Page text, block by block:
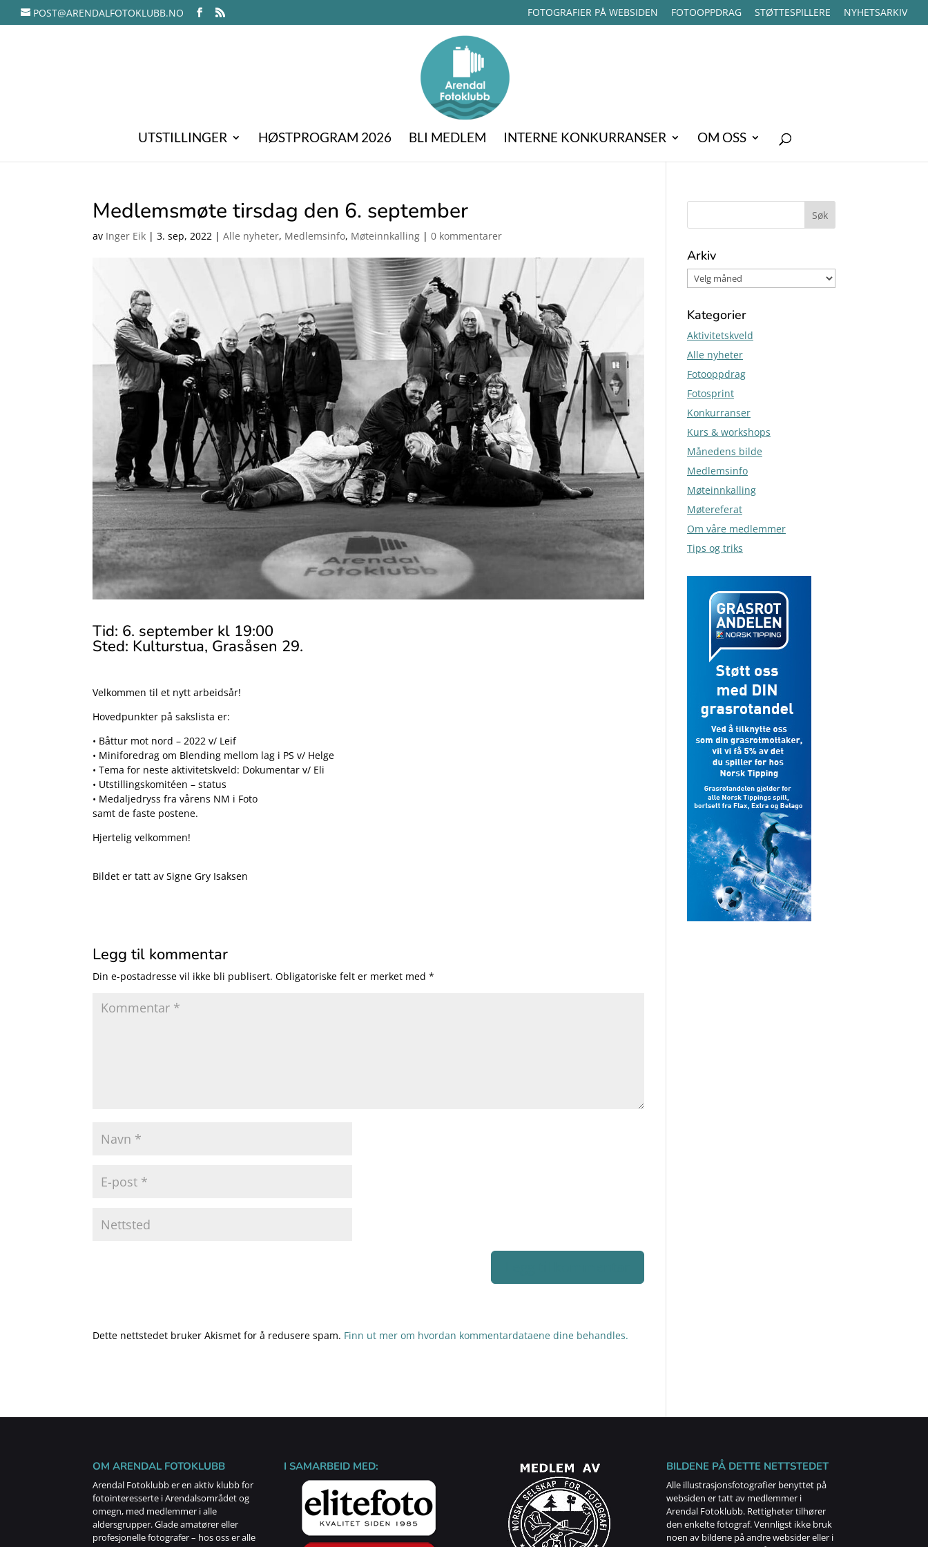
POST@ARENDALFOTOKLUBB.NO FOTOGRAFIER PÅ WEBSIDEN FOTOOPPDRAG STØTTESPILLERE NYHETSARKIV
UTSTILLINGER HØSTPROGRAM 2026 BLI MEDLEM INTERNE KONKURRANSER OM OSS
Medlemsmøte tirsdag den 6. september
av Inger Eik |3. sep, 2022 |Alle nyheter, Medlemsinfo, Møteinnkalling |0 kommentarer
Tid: 6. september kl 19:00
Sted: Kulturstua, Grasåsen 29.
Velkommen til et nytt arbeidsår!
Hovedpunkter på sakslista er:
• Båttur mot nord – 2022 v/ Leif
• Miniforedrag om Blending mellom lag i PS v/ Helge
• Tema for neste aktivitetskveld: Dokumentar v/ Eli
• Utstillingskomitéen – status
• Medaljedryss fra vårens NM i Foto
samt de faste postene.
Hjertelig velkommen!
Bildet er tatt av Signe Gry Isaksen
Legg til kommentar
Din e-postadresse vil ikke bli publisert. Obligatoriske felt er merket med*
Dette nettstedet bruker Akismet for å redusere spam. Finn ut mer om hvordan kommentardataene dine behandles.
Arkiv
Kategorier
Aktivitetskveld
Alle nyheter
Fotooppdrag
Fotosprint
Konkurranser
Kurs & workshops
Månedens bilde
Medlemsinfo
Møteinnkalling
Møtereferat
Om våre medlemmer
Tips og triks
OM ARENDAL FOTOKLUBB
Arendal Fotoklubb er en aktiv klubb for
fotointeresserte i Arendalsområdet og
omegn, med medlemmer i alle
aldersgrupper. Glade amatører eller
profesjonelle fotografer – hos oss er alle
I SAMARBEID MED: BILDENE PÅ DETTE NETTSTEDET
Alle illustrasjonsfotografier benyttet på
websiden er tatt av medlemmer i
Arendal Fotoklubb. Rettigheter tilhører
den enkelte fotograf. Vennligst ikke bruk
noen av bildene på andre websider eller i